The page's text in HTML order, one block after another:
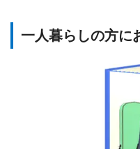
一人暮らしの方に